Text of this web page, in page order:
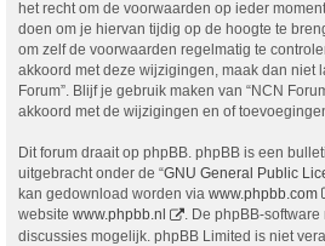
het recht om de voorwaarden op ieder
doen om je hiervan tijdig op de hoogte te
om zelf de voorwaarden regelmatig te
akkoord met deze wijzigingen, maak dan niet
Forum”. Blijf je gebruik maken van “NCN
akkoord met de wijzigingen en of
Dit forum draait op phpBB. phpBB is een
uitgebracht onder de “GNU General Public
kan gedownload worden via www.phpbb.com
website www.phpbb.nl
. De phpBB-
discussies mogelijk. phpBB Limited is niet